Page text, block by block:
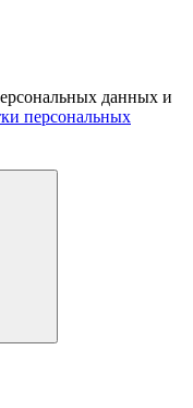
данных и
персональных